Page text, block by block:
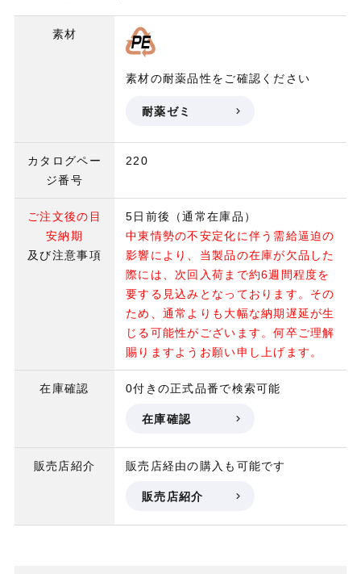
素材
素材の耐薬品性をご確認ください
耐薬ゼミ
カタログペー
ジ番号
220
ご注文後の目
安納期
及び注意事項
5日前後（通常在庫品）
中東情勢の不安定化に伴う需給逼迫の
影響により、当製品の在庫が欠品した
際には、次回入荷まで約6週間程度を
要する見込みとなっております。その
ため、通常よりも大幅な納期遅延が生
じる可能性がございます。何卒ご理解
賜りますようお願い申し上げます。
在庫確認 0付きの正式品番で検索可能
在庫確認
販売店紹介 販売店経由の購入も可能です
販売店紹介